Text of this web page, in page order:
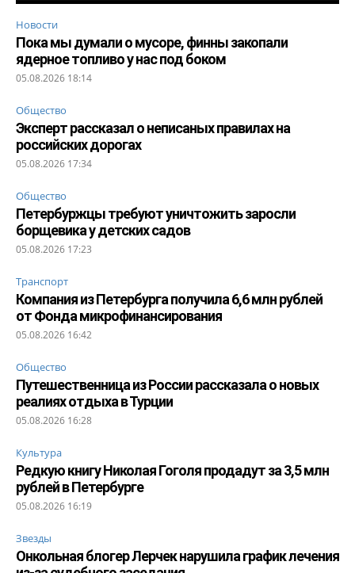
Новости
Пока мы думали о мусоре, финны закопали
ядерное топливо у нас под боком
05.08.2026 18:14
Общество
Эксперт рассказал о неписаных правилах на
российских дорогах
05.08.2026 17:34
Общество
Петербуржцы требуют уничтожить заросли
борщевика у детских садов
05.08.2026 17:23
Транспорт
Компания из Петербурга получила 6,6 млн рублей
от Фонда микрофинансирования
05.08.2026 16:42
Общество
Путешественница из России рассказала о новых
реалиях отдыха в Турции
05.08.2026 16:28
Культура
Редкую книгу Николая Гоголя продадут за 3,5 млн
рублей в Петербурге
05.08.2026 16:19
Звезды
Онкольная блогер Лерчек нарушила график лечения